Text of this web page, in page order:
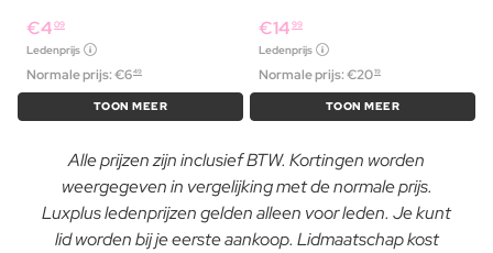
€4 09
Ledenprijs
Normale prijs:€649
TOON MEER
€14 99
Ledenprijs
Normale prijs:€2019
TOON MEER
Alle prijzen zijn inclusief BTW. Kortingen worden
weergegeven in vergelijking met de normale prijs.
Luxplus ledenprijzen gelden alleen voor leden. Je kunt
lid worden bij je eerste aankoop. Lidmaatschap kost